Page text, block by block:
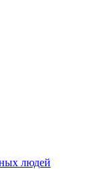
людей